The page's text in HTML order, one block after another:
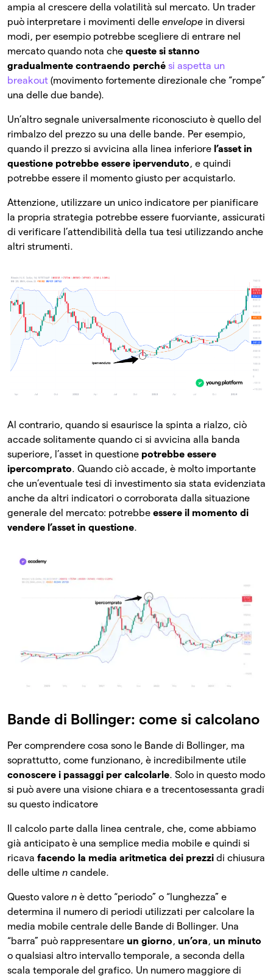
ampia al crescere della volatilità sul mercato. Un trader
può interpretare i movimenti delle envelope in diversi
modi, per esempio potrebbe scegliere di entrare nel
mercato quando nota che queste si stanno
gradualmente contraendo perché si aspetta un
breakout (movimento fortemente direzionale che “rompe”
una delle due bande).
Un’altro segnale universalmente riconosciuto è quello del
rimbalzo del prezzo su una delle bande. Per esempio,
quando il prezzo si avvicina alla linea inferiore l’asset in
questione potrebbe essere ipervenduto, e quindi
potrebbe essere il momento giusto per acquistarlo.
Attenzione, utilizzare un unico indicatore per pianificare
la propria strategia potrebbe essere fuorviante, assicurati
di verificare l’attendibilità della tua tesi utilizzando anche
altri strumenti.
Al contrario, quando si esaurisce la spinta a rialzo, ciò
accade solitamente quando ci si avvicina alla banda
superiore, l’asset in questione potrebbe essere
ipercomprato. Quando ciò accade, è molto importante
che un’eventuale tesi di investimento sia stata evidenziata
anche da altri indicatori o corroborata dalla situazione
generale del mercato: potrebbe essere il momento di
vendere l’asset in questione.
Bande di Bollinger: come si calcolano
Per comprendere cosa sono le Bande di Bollinger, ma
soprattutto, come funzionano, è incredibilmente utile
conoscere i passaggi per calcolarle. Solo in questo modo
si può avere una visione chiara e a trecentosessanta gradi
su questo indicatore
Il calcolo parte dalla linea centrale, che, come abbiamo
già anticipato è una semplice media mobile e quindi si
ricava facendo la media aritmetica dei prezzi di chiusura
delle ultime n candele.
Questo valore n è detto “periodo” o “lunghezza” e
determina il numero di periodi utilizzati per calcolare la
media mobile centrale delle Bande di Bollinger. Una
“barra” può rappresentare un giorno, un’ora, un minuto
o qualsiasi altro intervallo temporale, a seconda della
scala temporale del grafico. Un numero maggiore di